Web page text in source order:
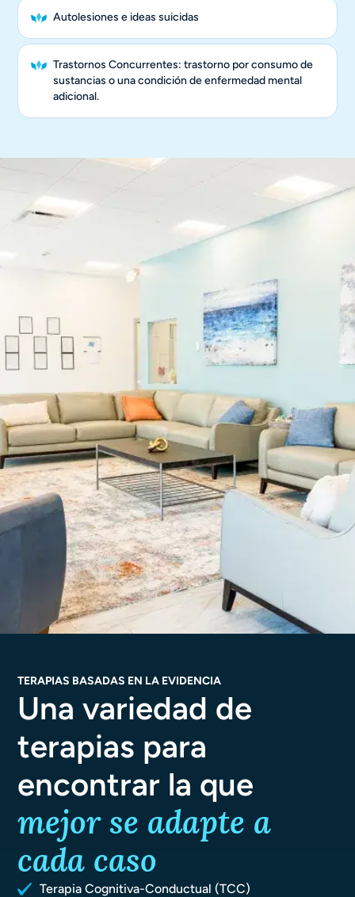
Autolesiones e ideas suicidas
Trastornos Concurrentes: trastorno por consumo de
sustancias o una condición de enfermedad mental
adicional.
TERAPIAS BASADAS EN LA EVIDENCIA
Una variedad de
terapias para
encontrar la que
mejor se adapte a
cada caso
Terapia Cognitiva-Conductual (TCC)